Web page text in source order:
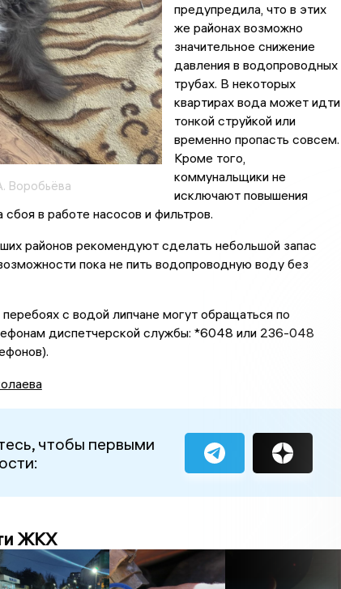
Воробьёва
предупредила, что в этих
же районах возможно
значительное снижение
давления в водопроводных
трубах. В некоторых
квартирах вода может идти
тонкой струйкой или
временно пропасть совсем.
Кроме того,
коммунальщики не
исключают повышения
в работе насосов и фильтров.
районов рекомендуют сделать небольшой запас
пока не пить водопроводную воду без
с водой липчане могут обращаться по
диспетчерской службы: *6048 или 236-048
чтобы первыми
ЖКХ